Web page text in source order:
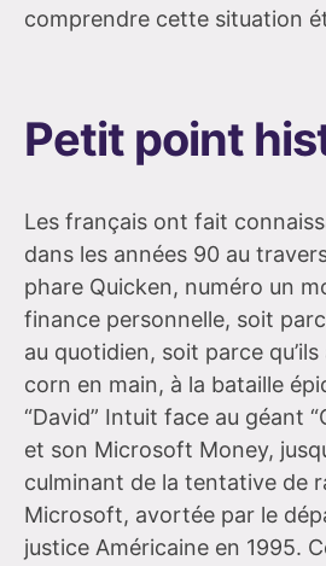
comprendre cette situation
Petit point
Les français ont fait
dans les années 90 au
phare Quicken, numéro un
finance personnelle, soit
au quotidien, soit parce
corn en main, à la bataille
“David” Intuit face au géant
et son Microsoft Money,
culminant de la tentative de
Microsoft, avortée par le
justice Américaine en 1995.